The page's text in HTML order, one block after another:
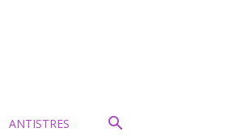
ANTISTRES